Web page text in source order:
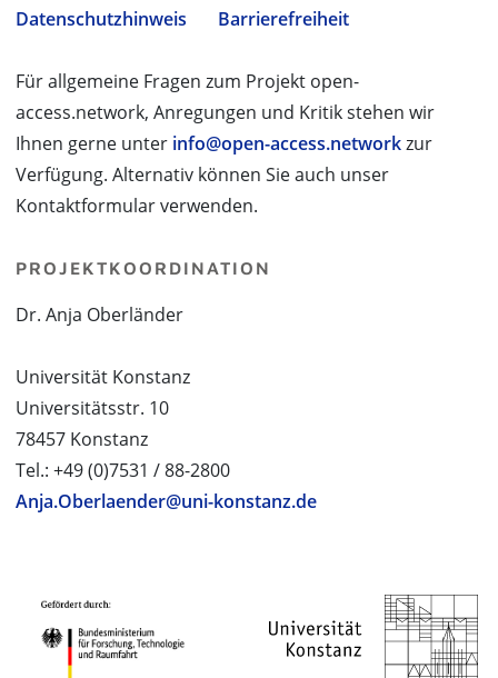
Datenschutzhinweis
Barrierefreiheit
Für allgemeine Fragen zum Projekt open-
access.network, Anregungen und Kritik stehen wir
Ihnen gerne unter info@open-access.networkzur
Verfügung. Alternativ können Sie auch unser
Kontaktformular verwenden.
PROJEKTKOORDINATION
Dr. Anja Oberländer
Universität Konstanz
Universitätsstr. 10
78457 Konstanz
Tel.: +49 (0)7531 / 88-2800
Anja.Oberlaender@uni-konstanz.de